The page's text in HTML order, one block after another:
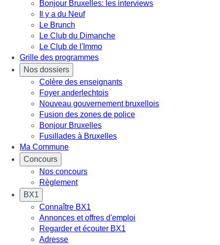
Bonjour Bruxelles: les interviews
Il y a du Neuf
Le Brunch
Le Club du Dimanche
Le Club de l'Immo
Grille des programmes
Nos dossiers
Colère des enseignants
Foyer anderlechtois
Nouveau gouvernement bruxellois
Fusion des zones de police
Bonjour Bruxelles
Fusillades à Bruxelles
Ma Commune
Concours
Nos concours
Règlement
BX1
Connaître BX1
Annonces et offres d'emploi
Regarder et écouter BX1
Adresse